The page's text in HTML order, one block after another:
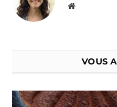
Website
VOUS